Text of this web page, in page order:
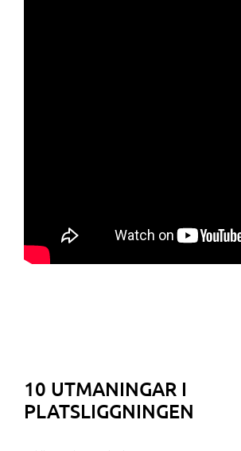
10 UTMANINGAR I
PLATSLIGGNINGEN